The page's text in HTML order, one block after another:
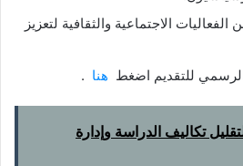
الاجتماعية والثقافية لتعزيز
الرسمي للتقديم اضغط هنا .
تكاليف الدراسة وإدارة